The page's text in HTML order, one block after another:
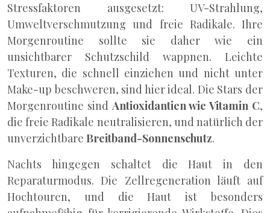
Stressfaktoren ausgesetzt: UV-Strahlung,
Umweltverschmutzung und freie Radikale. Ihre
Morgenroutine sollte sie daher wie ein
unsichtbarer Schutzschild wappnen. Leichte
Texturen, die schnell einziehen und nicht unter
Make-up beschweren, sind hier ideal. Die Stars der
Morgenroutine sind Antioxidantien wie Vitamin C,
die freie Radikale neutralisieren, und natürlich der
unverzichtbare Breitband-Sonnenschutz.
Nachts hingegen schaltet die Haut in den
Reparaturmodus. Die Zellregeneration läuft auf
Hochtouren, und die Haut ist besonders